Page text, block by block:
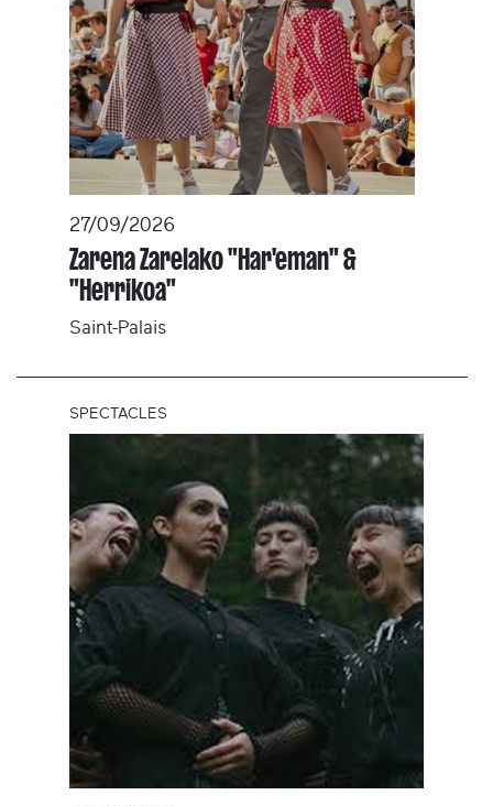
27/09/2026
Zarena Zarelako "Har'eman" &
"Herrikoa"
Saint-Palais
SPECTACLES